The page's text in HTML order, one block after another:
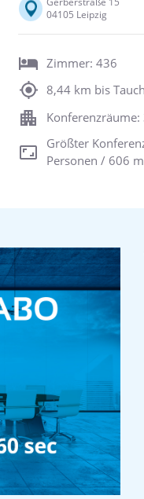
04105 Leipzig
Zimmer: 436
8,44 km bis
Größter
Personen / 606